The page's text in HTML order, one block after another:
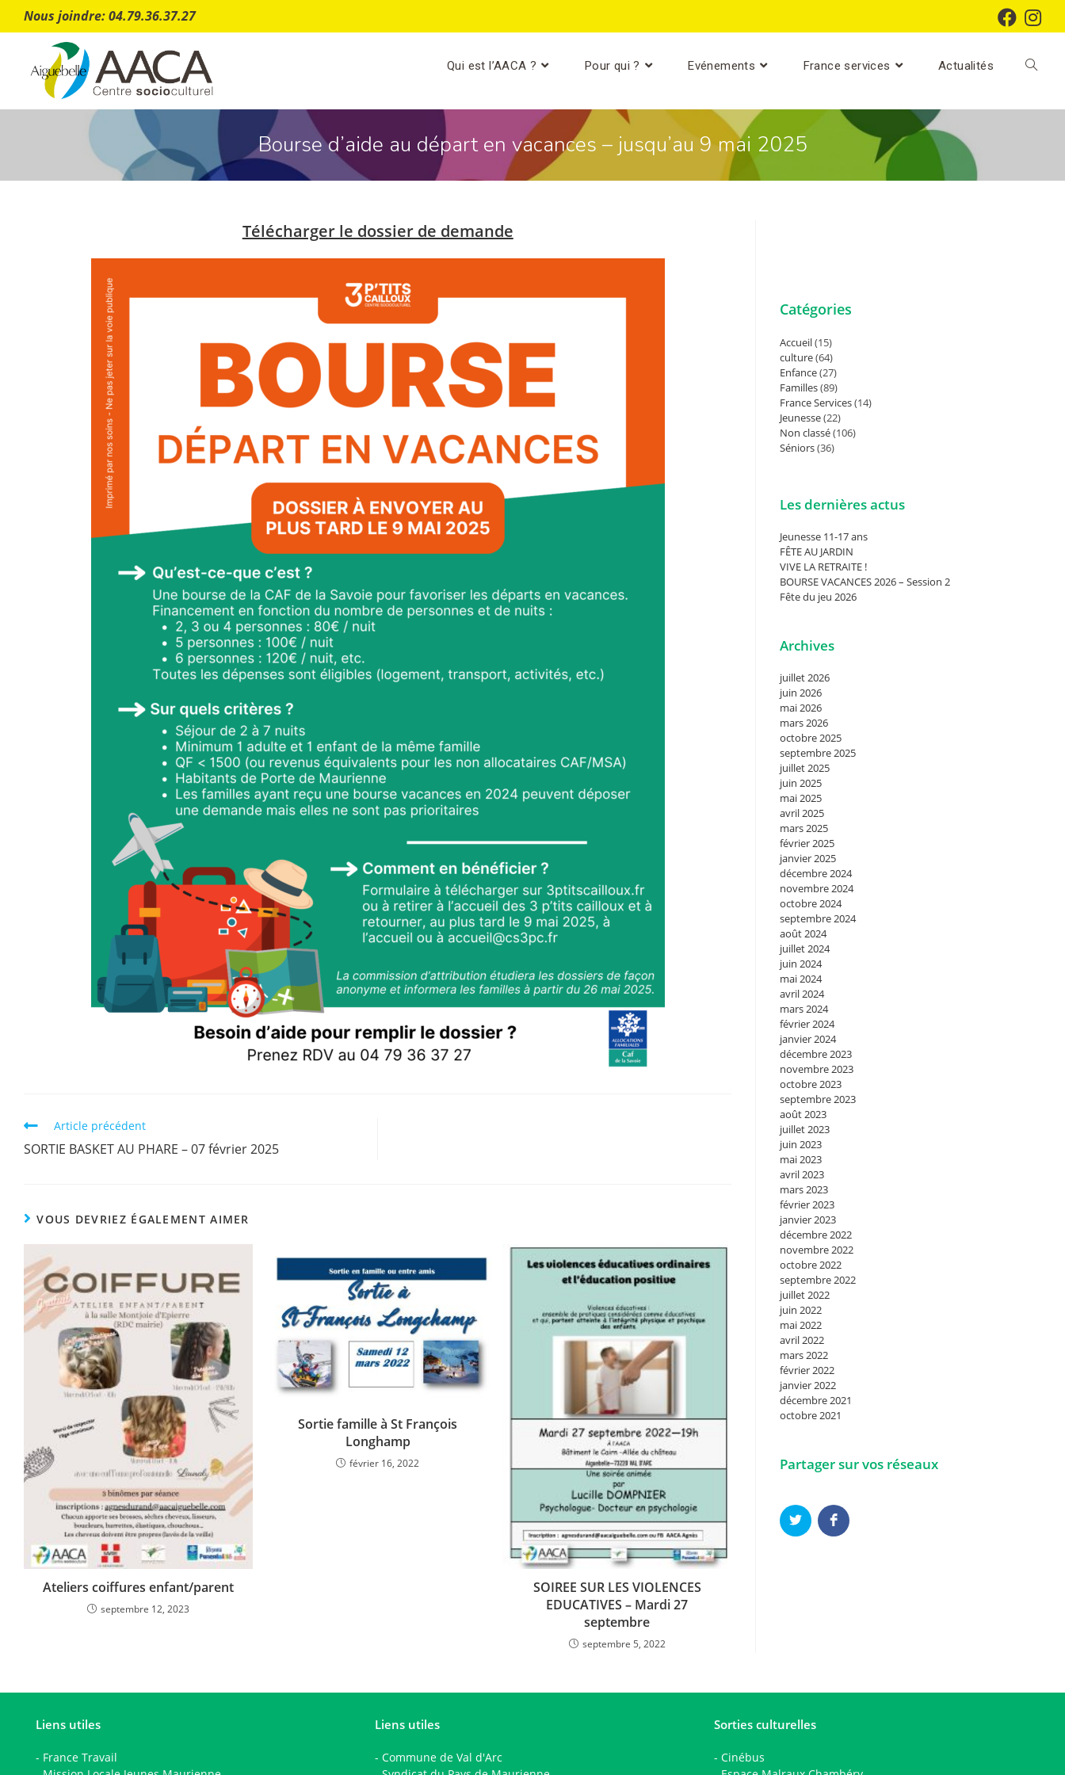
Nous joindre: 04.79.36.37.27
Qui est l’AACA ? Pour qui ? Evénements France services Actualités
Bourse d’aide au départ en vacances – jusqu’au 9 mai 2025
Télécharger le dossier de demande
Article précédent
SORTIE BASKET AU PHARE – 07 février 2025
VOUS DEVRIEZ ÉGALEMENT AIMER
Ateliers coiffures enfant/parent
septembre 12, 2023
Sortie famille à St François
Longhamp
février 16, 2022
SOIREE SUR LES VIOLENCES
EDUCATIVES – Mardi 27
septembre
septembre 5, 2022
Catégories
Accueil(15)
culture(64)
Enfance(27)
Familles(89)
France Services(14)
Jeunesse(22)
Non classé(106)
Séniors(36)
Les dernières actus
Jeunesse 11-17 ans
FÊTE AU JARDIN
VIVE LA RETRAITE !
BOURSE VACANCES 2026 – Session 2
Fête du jeu 2026
Archives
juillet 2026
juin 2026
mai 2026
mars 2026
octobre 2025
septembre 2025
juillet 2025
juin 2025
mai 2025
avril 2025
mars 2025
février 2025
janvier 2025
décembre 2024
novembre 2024
octobre 2024
septembre 2024
août 2024
juillet 2024
juin 2024
mai 2024
avril 2024
mars 2024
février 2024
janvier 2024
décembre 2023
novembre 2023
octobre 2023
septembre 2023
août 2023
juillet 2023
juin 2023
mai 2023
avril 2023
mars 2023
février 2023
janvier 2023
décembre 2022
novembre 2022
octobre 2022
septembre 2022
juillet 2022
juin 2022
mai 2022
avril 2022
mars 2022
février 2022
janvier 2022
décembre 2021
octobre 2021
Partager sur vos réseaux
Liens utiles
- France Travail
Liens utiles
- Commune de Val d'Arc
Sorties culturelles
- Cinébus